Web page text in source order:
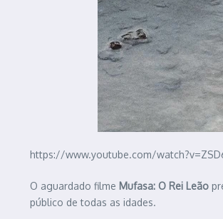
https://www.youtube.com/
O aguardado filme Mufasa: O Rei Leão
público de todas as idades.